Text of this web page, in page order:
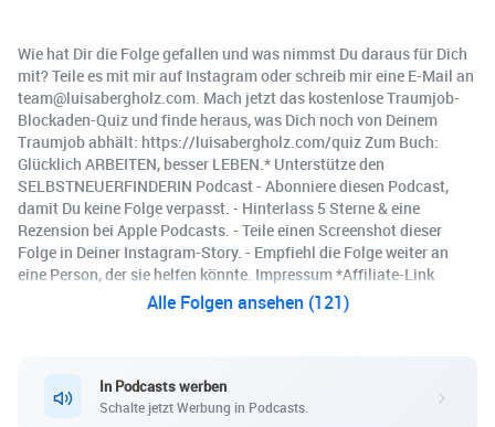
Wie hat Dir die Folge gefallen und was nimmst Du daraus für Dich
mit? Teile es mit mir auf Instagram oder schreib mir eine E-Mail an
team@luisabergholz.com. Mach jetzt das kostenlose Traumjob-
Blockaden-Quiz und finde heraus, was Dich noch von Deinem
Traumjob abhält: https://luisabergholz.com/quiz Zum Buch:
Glücklich ARBEITEN, besser LEBEN.* Unterstütze den
SELBSTNEUERFINDERIN Podcast - Abonniere diesen Podcast,
damit Du keine Folge verpasst. - Hinterlass 5 Sterne & eine
Rezension bei Apple Podcasts. - Teile einen Screenshot dieser
Folge in Deiner Instagram-Story. - Empfiehl die Folge weiter an
eine Person, der sie helfen könnte. Impressum *Affiliate-Link
Alle Folgen ansehen (121)
In Podcasts werben
Schalte jetzt Werbung in Podcasts.